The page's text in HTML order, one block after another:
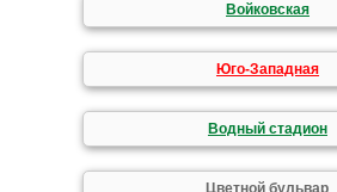
Войковская
Юго-Западная
Водный стадион
Цветной бульвар